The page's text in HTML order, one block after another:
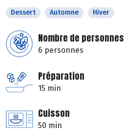
Dessert Automne Hiver
Nombre de personnes
6 personnes
Préparation
15 min
Cuisson
50 min